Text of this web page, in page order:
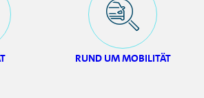
RUND UM MOBILITÄT